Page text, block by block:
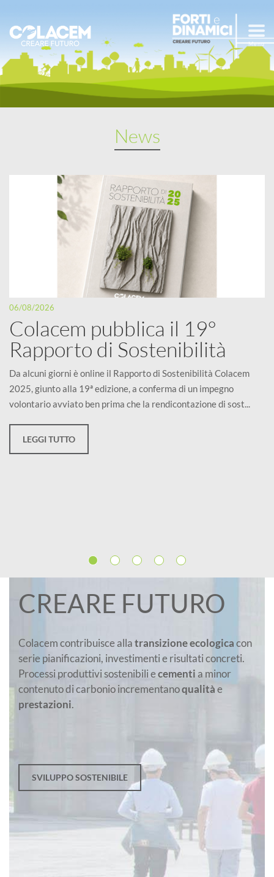
Menu
News
06/08/2026
Colacem pubblica il 19°
Rapporto di Sostenibilità
Da alcuni giorni è online il Rapporto di Sostenibilità Colacem
2025, giunto alla 19ª edizione, a conferma di un impegno
volontario avviato ben prima che la rendicontazione di sost...
LEGGI TUTTO
CREARE FUTURO
Colacem contribuisce allatransizione ecologicacon
serie pianificazioni, investimenti e risultati concreti.
Processi produttivi sostenibili ecementia minor
contenuto di carbonio incrementanoqualitàe
prestazioni.
SVILUPPO SOSTENIBILE